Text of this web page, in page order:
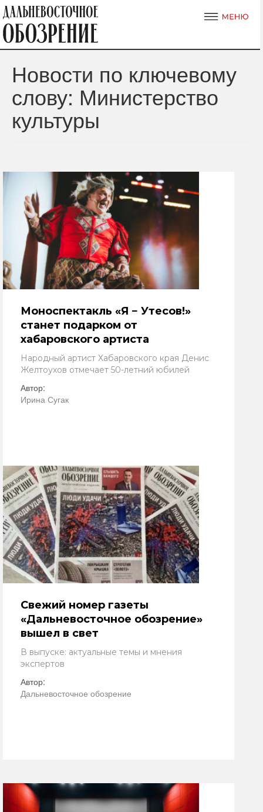
Новости по ключевому
слову: Министерство
культуры
Моноспектакль «Я − Утесов!»
станет подарком от
хабаровского артиста
Народный артист Хабаровского края Денис
Желтоухов отмечает 50-летний юбилей
Автор:
Ирина Сугак
Свежий номер газеты
«Дальневосточное обозрение»
вышел в свет
В выпуске: актуальные темы и мнения
экспертов
Автор:
Дальневосточное обозрение